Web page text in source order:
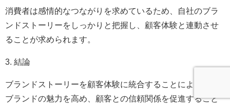
消費者は感情的なつながりを求めているため、自社のブラ
ンドストーリーをしっかりと把握し、顧客体験と連動させ
ることが求められます。
3. 結論
ブランドストーリーを顧客体験に統合することによって、
ブランドの魅力を高め、顧客との信頼関係を促進すること